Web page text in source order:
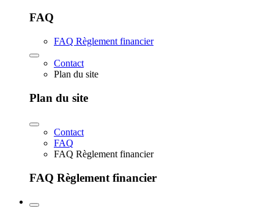
FAQ
FAQ Règlement financier
Contact
Plan du site
Plan du site
Contact
FAQ
FAQ Règlement financier
FAQ Règlement financier